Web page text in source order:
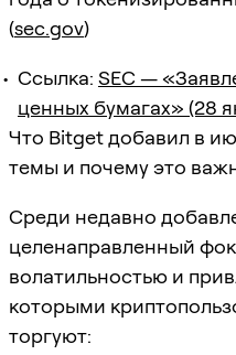
(sec.gov)
Ссылка: SEC —
ценных бумагах» (28
Что Bitget добавил в
темы и почему это
Среди недавно
целенаправленный
волатильностью и
которыми
торгуют: